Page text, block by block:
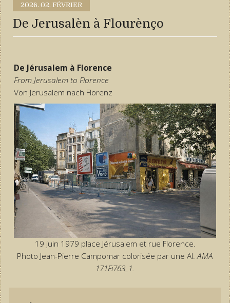
2026. 02. FÉVRIER
De Jerusalèn à Flourènço
De Jérusalem à Florence
From Jerusalem to Florence
Von Jerusalem nach Florenz
19 juin 1979 place Jérusalem et rue Florence.
Photo Jean-Pierre Campomar colorisée par une AI.AMA
171Fi763_1.